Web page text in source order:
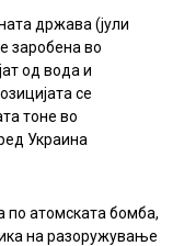
држава (јули
заробена во
од вода и
се
тоне во
Украина
по атомската бомба,
на разоружување